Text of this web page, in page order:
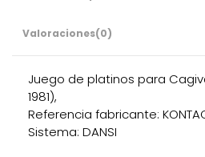
Valoraciones(0)
Juego de platinos para
1981),
Referencia fabricante:
Sistema: DANSI